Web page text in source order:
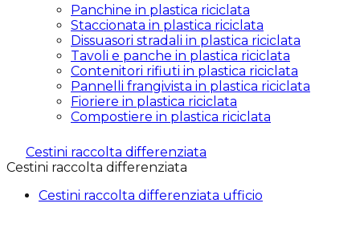
Panchine in plastica riciclata
Staccionata in plastica riciclata
Dissuasori stradali in plastica riciclata
Tavoli e panche in plastica riciclata
Contenitori rifiuti in plastica riciclata
Pannelli frangivista in plastica riciclata
Fioriere in plastica riciclata
Compostiere in plastica riciclata
Cestini raccolta differenziata
Cestini raccolta differenziata
Cestini raccolta differenziata ufficio